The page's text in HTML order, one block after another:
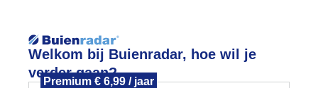
Welkom bij Buienradar, hoe wil je
verder gaan?
Premium € 6,99 / jaar